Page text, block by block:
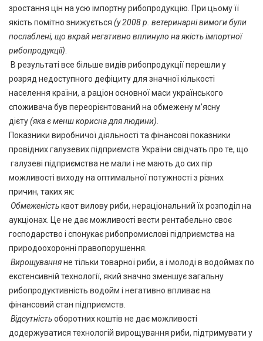
зростання цін на усю імпортну рибопродукцію. При цьому її
якість помітно знижується (у 2008 р. ветеринарні вимоги були
послаблені, що вкрай негативно вплинуло на якість імпортної
рибопродукції)
В результаті все більше видів рибопродукції перешли у
розряд недоступного дефіциту для значної кількості
населення країни, а раціон основної маси українського
споживача був переорієнтований на обмежену м’ясну
дієту(яка є менш корисна для людини).
Показники виробничої діяльності та фінансові показники
провідних галузевих підприємств України свідчать про те, що
галузеві підприємства не мали і не мають до сих пір
можливості виходу на оптимальної потужності з різних
причин, таких як:
Обмеженістьквот вилову риби, нераціональний їх розподіл на
аукціонах. Це не дає можливості вести рентабельно своє
господарство і спонукає рибопромислові підприємства на
природоохоронні правопорушення.
Вирощуванняне тільки товарної риби, а і молоді в водоймах по
екстенсивній технології, який значно зменшує загальну
рибопродуктивність водойм і негативно впливає на
фінансовий стан підприємств.
Відсутністьоборотних коштів не дає можливості
додержуватися технологій вирощування риби, підтримувати у